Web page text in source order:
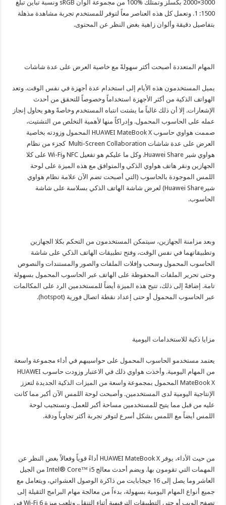
3000×2000 بكسلز وتمتلك %100 من مجموعة ألوان sRGB ونسبة تباين تبلغ
1500: 1. وتعمل كل هذه العناصر معاً لتوفر للمستخدم تجربة مشاهدة مذهلة
بتفاصيل دقيقة وألوان زاهية بغض النظر عن المحتوى.
المهام المتعددة أصبحت أكثر سهولةً مع خاصية العرض على عدة شاشات
يميل المستخدمون هذه الأيام إلى استخدام عدة أجهزة في نفس الوقت. وتعد
الهواتف الذكية من أكثر الأجهزة استخداماً وخصوصاً للتحقق من أحدث
الإشعارات. إلا أن ذلك غالباً ما يشتت انتباه المستخدم وخاصةً وهو يحاول إنجاز
عمله على الحاسوب المحمول. وإدراكاً منها لأهمية التخلص من التشتيت،
صممت هواوي حاسوب HUAWEI MateBook X المحمول وزودته بخاصية
العرض على عدة شاشات Multi-Screen Collaboration كجزء من نظام
هواوي شير Huawei Share. وكل ما عليكم هو تفعيل NFC وWi-Fi على كلا
الجهازين ونقر هاتف هواوي الذكي والمتوافق مع هذه الميزة على لوحة
اللمس الموجودة بالحاسوب (التي أصبحت تضم الآن علامة نظام هواوي
شيرHuawei Share) لعرض شاشة الهاتف الذكي بسلاسة على شاشة
الحاسوب.
وبعد مزامنة الجهازين، سيتمكن المستخدمون من التحكم بكلا الجهازين
وتطبيقاتهما في نفس الوقت، وفتح تطبيقات الهاتف الذكي على شاشة
الحاسوب المحمول وسحب وإفلات الملفات والصور والمستندات والنصوص
وحتى تحرير الملفات المحفوظة على الهاتف عبر الحاسوب المحمول بسهولة
تامة. إضافةً إلى ذلك، تتيح هذه الميزة أيضاً للمستخدمين الرد على المكالمات
عبر الحاسوب المحمول أو حتى إعداد نقطة اتصال فورية (hotspot).
مزايا ذكية للاستخدامات اليومية
يعتمد مستخدمو الحاسوب المحمول على حواسيبهم في أداء مجموعة واسعة
من المهام اليومية. وأخذت هواوي ذلك في الاعتبار وزودت حاسوب HUAWEI
MateBook X المحمول بمجموعة واسعة من الميزات الذكية الجديدة لتعزز
الإنتاجية اليومية لدى المستخدمين. وأصبحت لوحة اللمس الآن أكبر مما كانت
عليه من قبل مما يتيح للمستخدمين مساحة أكبر للعمل. وتستجيب لوحة
اللمس أيضاً مع اللمس بشكل أسرع لتوفر تجربة أكثر تجاوباً ودقة.
من حيث الأداء، يوفر HUAWEI MateBook X أداءً قوياً وفعالاً بغض النظر عن
المهمات التي تقومون بها. ويضم أحدث معالج Intel® Core™ i5 من الجيل
العاشر وما يصل إلى 16 جيجابايت من ذاكرة الوصول العشوائي، ويتعامل مع
جميع أنواع المهام اليومية بسهولة، بدءاً من معالجة مهام البرامج الثقيلة إلى
تصفح الويب أو حتى التطبيقات الترفيهية أثناء التنقل. وتلعب ميزة Wi-Fi 6 في